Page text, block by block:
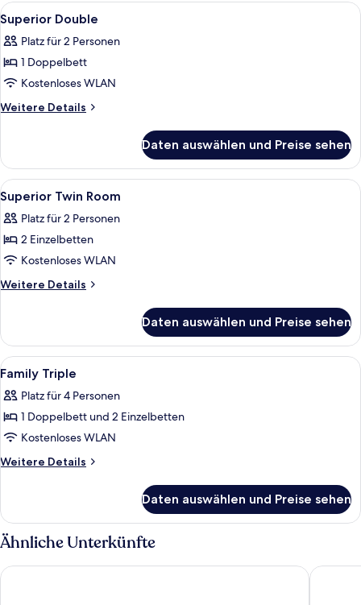
Alle
Fotos
für
Superior
Double
anzeigen
Ein Hotelzimmer mit Bett,
24
Superior Double
Platz für 2 Personen
1 Doppelbett
Kostenloses WLAN
Weitere Details
Weitere
Double
Daten auswählen und Preise sehen
Alle
Fotos
für
Superior
Twin
Room
Ein Hotelzimmer mit zwei Betten,
26
Superior Twin Room
Platz für 2 Personen
2 Einzelbetten
Kostenloses WLAN
Weitere Details
Weitere
Twin
Room
Daten auswählen und Preise sehen
Alle
Fotos
für
Family
Triple
anzeigen
Ein Hotelzimmer mit Stockbetten,
32
Family Triple
Platz für 4 Personen
1 Doppelbett und 2 Einzelbetten
Kostenloses WLAN
Weitere Details
Weitere
Triple
Daten auswählen und Preise sehen
Ähnliche Unterkünfte
Hotel Atrium Seoul Jongno Savoy